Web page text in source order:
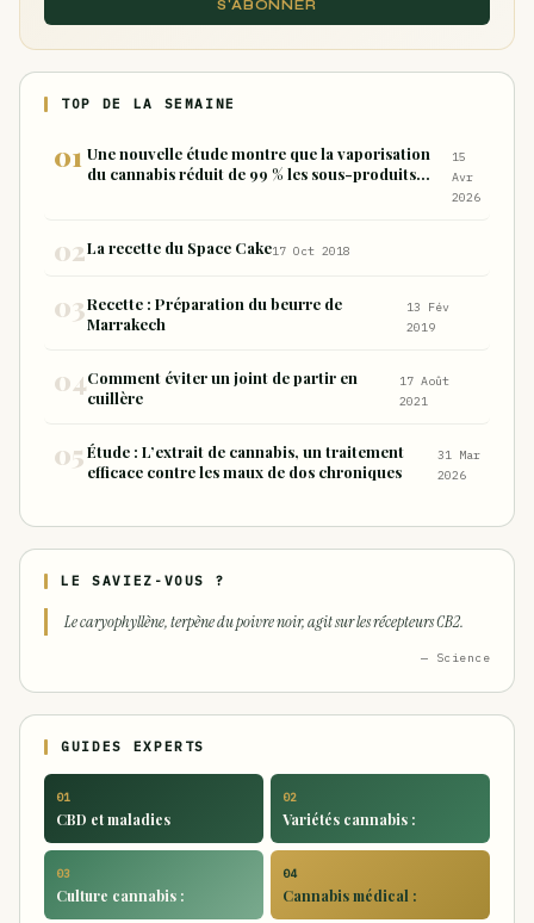
S'ABONNER
TOP DE LA SEMAINE
Une nouvelle étude montre que la vaporisation
du cannabis réduit de 99 % les sous-produits
15
Avr
2026
La recette du Space Cake17 Oct 2018
Recette : Préparation du beurre de
Marrakech
13 Fév
2019
Comment éviter un joint de partir en
cuillère
17 Août
2021
Étude : L’extrait de cannabis, un traitement
efficace contre les maux de dos chroniques
31 Mar
2026
LE SAVIEZ-VOUS ?
Le caryophyllène, terpène du poivre noir, agit sur les récepteurs CB2.
— Science
GUIDES EXPERTS
01
CBD et maladies
02
Variétés cannabis :
03
Culture cannabis :
04
Cannabis médical :